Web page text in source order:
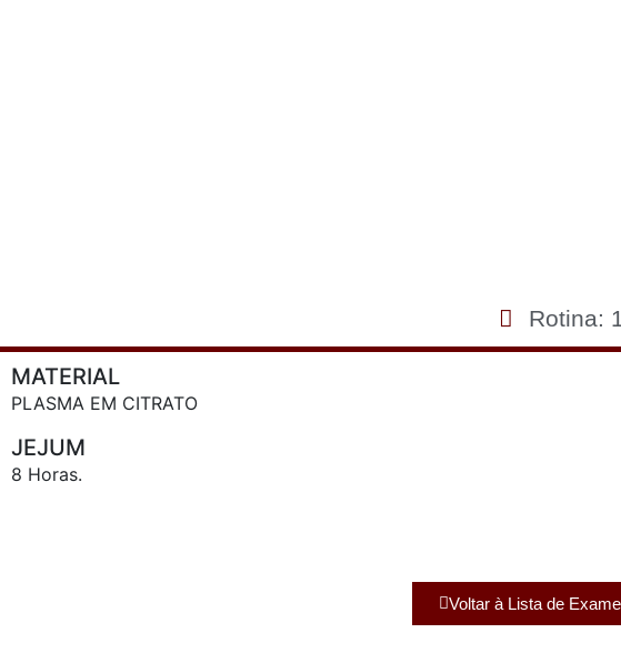
Rotina:
MATERIAL
PLASMA EM CITRATO
JEJUM
8 Horas.
Voltar à Lista de